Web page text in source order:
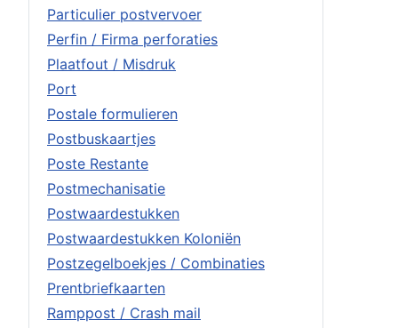
Particulier postvervoer
Perfin / Firma perforaties
Plaatfout / Misdruk
Port
Postale formulieren
Postbuskaartjes
Poste Restante
Postmechanisatie
Postwaardestukken
Postwaardestukken Koloniën
Postzegelboekjes / Combinaties
Prentbriefkaarten
Ramppost / Crash mail